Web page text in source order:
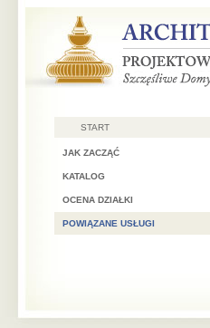
START
JAK ZACZĄĆ
KATALOG
OCENA DZIAŁKI
POWIĄZANE USŁUGI